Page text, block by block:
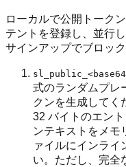
ローカルで公開トーク
テントを登録し、並行
サインアップでブロッ
式のランダムプレ
クンを生成してく
32 バイトのエン
ンテキストをメモ
ァイルにインライ
い。ただし、完全